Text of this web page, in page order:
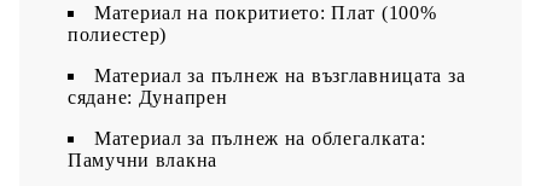
Материал на покритието: Плат (100%
полиестер)
Материал за пълнеж на възглавницата за
сядане: Дунапрен
Материал за пълнеж на облегалката:
Памучни влакна